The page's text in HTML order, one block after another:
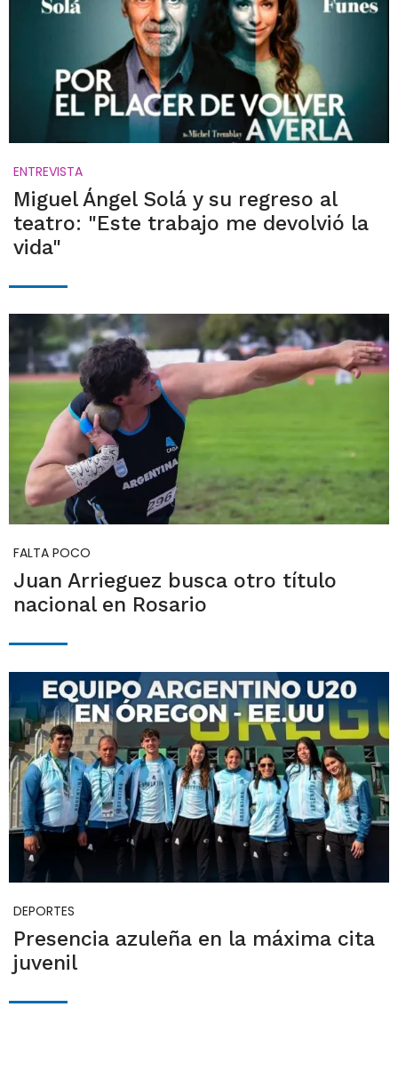
ENTREVISTA
Miguel Ángel Solá y su regreso al
teatro: "Este trabajo me devolvió la
vida"
FALTA POCO
Juan Arrieguez busca otro título
nacional en Rosario
DEPORTES
Presencia azuleña en la máxima cita
juvenil